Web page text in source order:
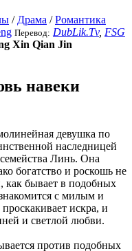
/ Драма /Романтика
Перевод: DubLik.Tv, FSG
Xin Qian Jin
навеки
девушка по
наследницей
Линь. Она
богатство и роскошь не
как бывает в подобных
с милым и
искра, и
и светлой любви.
против подобных